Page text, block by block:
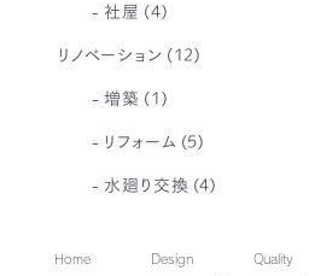
社屋 (4)
リノベーション (12)
増築 (1)
リフォーム (5)
水廻り交換 (4)
Home Design Quality